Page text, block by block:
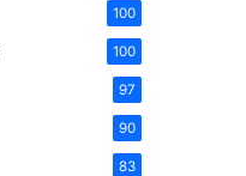
100
100
97
90
83